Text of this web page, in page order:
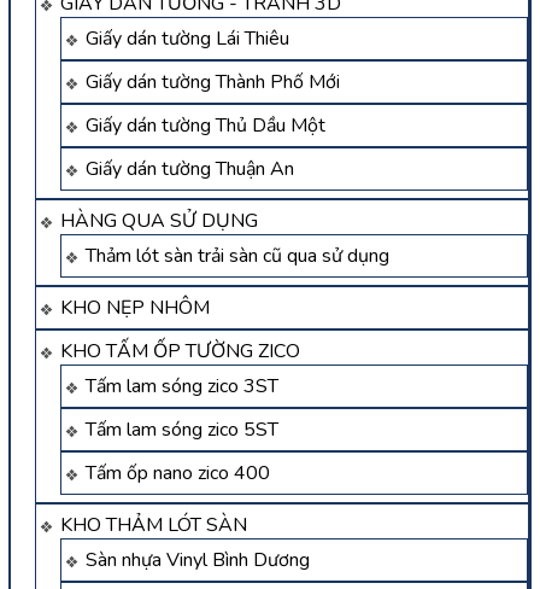
Giấy dán tường Lái Thiêu
Giấy dán tường Thành Phố Mới
Giấy dán tường Thủ Dầu Một
Giấy dán tường Thuận An
HÀNG QUA SỬ DỤNG
Thảm lót sàn trải sàn cũ qua sử dụng
KHO NẸP NHÔM
KHO TẤM ỐP TƯỜNG ZICO
Tấm lam sóng zico 3ST
Tấm lam sóng zico 5ST
Tấm ốp nano zico 400
KHO THẢM LÓT SÀN
Sàn nhựa Vinyl Bình Dương